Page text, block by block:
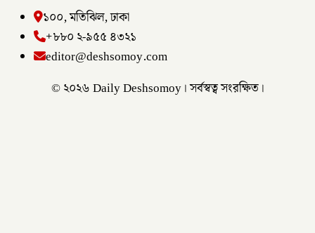
১০০, মতিঝিল, ঢাকা
+৮৮০ ২-৯৫৫ ৪৩২১
editor@deshsomoy.com
© ২০২৬ Daily Deshsomoy। সর্বস্বত্ব সংরক্ষিত।